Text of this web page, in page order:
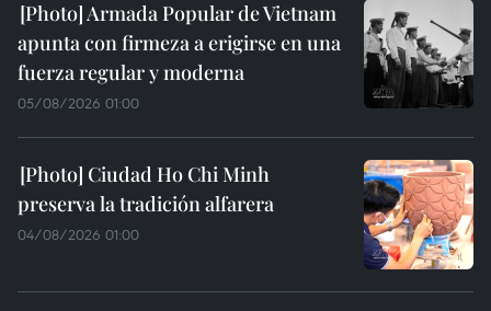
Armada Popular de Vietnam
apunta con firmeza a erigirse en una
fuerza regular y moderna
05/08/2026 01:00
Ciudad Ho Chi Minh
preserva la tradición alfarera
04/08/2026 01:00